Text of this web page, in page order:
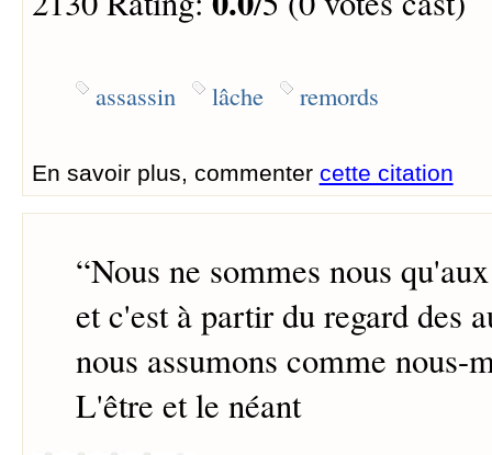
assassin lâche remords
En savoir plus, commenter cette citation
“Nous ne sommes nous
et c'est à partir du regard des
nous assumons comme nous-
L'être et le néant